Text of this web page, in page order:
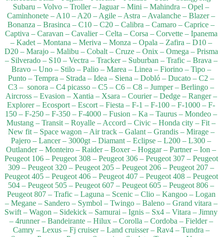
Subaru – Volvo – Troller – Jaguar – Mini – Mahindra – Opel –
Caminhonete – A10 – A20 – Agile – Astra – Avalanche – Blazer –
Bonanza – Brasinca – C10 – C20 – Calibra – Camaro – Caprice –
Captiva – Caravan – Cavalier – Celta – Corsa – Corvette – Ipanema
– Kadet – Montana – Meriva – Monza – Opala – Zafira – D10 –
D20 – Marajo – Malibu – Cobalt – Cruze – Onix – Omega – Prisma
– Silverado – S10 – Vectra – Tracker – Suburban – Trafic – Brava –
Bravo – Uno – Stilo – Palio – Marea – Linea – Fiorino – Tipo –
Punto – Tempra – Strada – Idea – Siena – Dobló – Ducato – C2 –
C3 – sonora – C4 picasso – C5 – C6 – C8 – Jumper – Berlingo –
Aircross – Evasion – Xantia – Xsara – Courier – Dedge – Ranger –
Explorer – Ecosport – Escort – Fiesta – F-1 – F-100 – F-1000 – F-
150 – F-250 – F-350 – F-4000 – Fusion – Ka – Taurus – Mondeo –
Mustang – Transit – Royalle – Accord – Civic – Honda city – Fit –
New fit – Space wagon – Air track – Galant – Grandis – Mirage –
Pajero – Lancer – 3000gt – Diamant – Eclipse – L200 – L300 –
Outlander – Monteiro – Raider – Boxer – Hoggar – Partner – Ion –
Peugeot 106 – Peugeot 308 – Peugeot 306 – Peugeot 307 – Peugeot
309 – Peugeot 320 – Peugeot 205 – Peugeot 206 – Peugeot 207 –
Peugeot 405 – Peugeot 406 – Peugeot 407 – Peugeot 408 – Peugeot
504 – Peugeot 505 – Peugeot 607 – Peugeot 605 – Peugeot 806 –
Peugeot 807 – Trafic – Laguna – Scenic – Clio – Kangoo – Logan
– Megane – Sandero – Symbol – Twingo – Baleno – Grand vitara –
Swift – Wagon – Sidekick – Samurai – Ignis – Sx4 – Vitara – Jimny
– 4runner – Bandeirante – Hilux – Corolla – Cordoba – Fielder –
Camry – Lexus – Fj cruiser – Land cruisser – Rav4 – Tundra –